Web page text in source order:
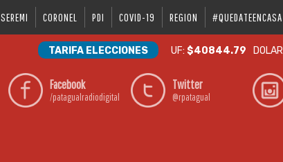
SEREMI CORONEL PDI COVID-19 REGION #QUEDATEENCASA
TARIFA ELECCIONES UF:$40844.79
Facebook
/patagualradiodigital
Twitter
@rpatagual